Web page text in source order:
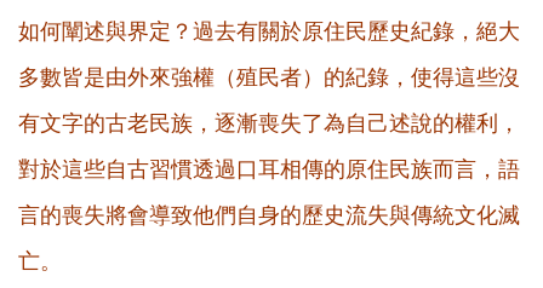
如何闡述與界定？過去有關於原住民歷史紀錄，絕大
多數皆是由外來強權（殖民者）的紀錄，使得這些沒
有文字的古老民族，逐漸喪失了為自己述說的權利，
對於這些自古習慣透過口耳相傳的原住民族而言，語
言的喪失將會導致他們自身的歷史流失與傳統文化滅
亡。